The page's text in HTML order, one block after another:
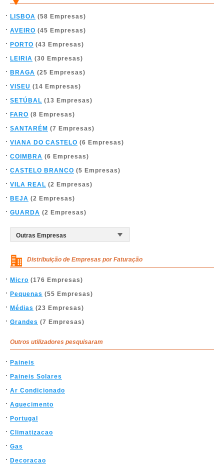
LISBOA (58 Empresas)
AVEIRO (45 Empresas)
PORTO (43 Empresas)
LEIRIA (30 Empresas)
BRAGA (25 Empresas)
VISEU (14 Empresas)
SETÚBAL (13 Empresas)
FARO (8 Empresas)
SANTARÉM (7 Empresas)
VIANA DO CASTELO (6 Empresas)
COIMBRA (6 Empresas)
CASTELO BRANCO (5 Empresas)
VILA REAL (2 Empresas)
BEJA (2 Empresas)
GUARDA (2 Empresas)
Distribuição de Empresas por Faturação
Micro (176 Empresas)
Pequenas (55 Empresas)
Médias (23 Empresas)
Grandes (7 Empresas)
Outros utilizadores pesquisaram
Paineis
Paineis Solares
Ar Condicionado
Aquecimento
Portugal
Climatizacao
Gas
Decoracao